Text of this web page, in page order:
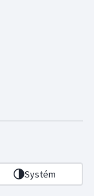
Systém